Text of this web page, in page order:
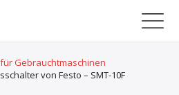
Gebrauchtmaschinen
von Festo – SMT-10F